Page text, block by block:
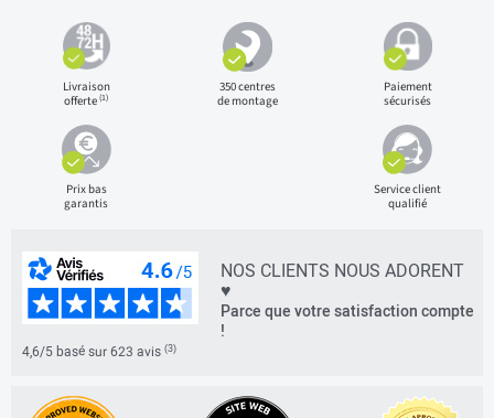
Livraison
offerte(1)
350 centres
de montage
Paiement
sécurisés
Prix bas
garantis
Service client
qualifié
NOS CLIENTS NOUS ADORENT
♥
Parce que votre satisfaction compte
!
4,6/5 basé sur 623 avis (3)